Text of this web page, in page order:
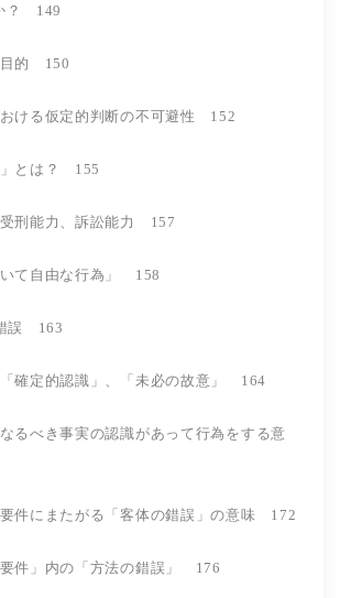
？ 149
目的 150
ける仮定的判断の不可避性 152
」とは？ 155
刑能力、訴訟能力 157
て自由な行為」 158
誤 163
確定的認識」、「未必の故意」 164
べき事実の認識があって行為をする意
にまたがる「客体の錯誤」の意味 172
件」内の「方法の錯誤」 176